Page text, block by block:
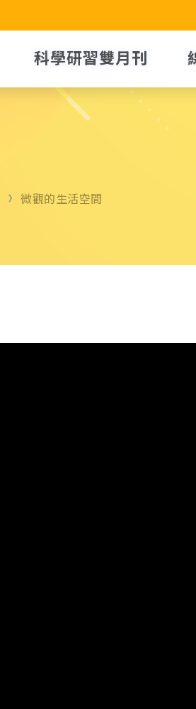
科學研習雙月刊
微觀的生活空間